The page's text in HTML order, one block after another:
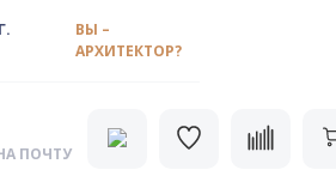
ВЫ –
АРХИТЕКТОР?
ПОЧТУ